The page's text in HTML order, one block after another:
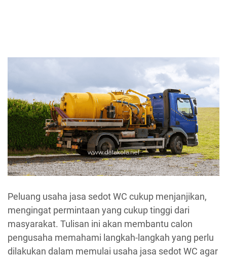
Peluang usaha jasa sedot WC cukup menjanjikan,
mengingat permintaan yang cukup tinggi dari
masyarakat. Tulisan ini akan membantu calon
pengusaha memahami langkah-langkah yang perlu
dilakukan dalam memulai usaha jasa sedot WC agar